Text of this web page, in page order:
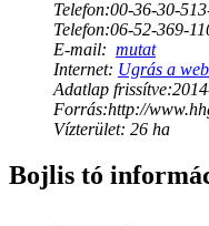
Telefon:00-36-30-
Telefon:06-52-369-
E-mail: mutat
Internet: Ugrás a
Adatlap
Forrás:http://
Vízterület: 26 ha
Bojlis tó